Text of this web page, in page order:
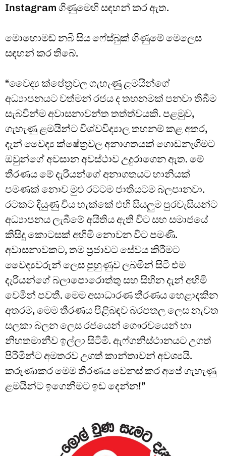
Instagram ගිණුමෙහි සඳහන් කර ඇත.
මොහොමඩ් නබි සිය ෆේස්බුක් ගිණුමේ මෙලෙස
සඳහන් කර තිබේ.
“වෛද්‍ය ක්ෂේත්‍රවල ගැහැණු ළමයින්ගේ
අධ්‍යාපනයට වත්මන් රජය ද තහනමක් පනවා තිබීම
සැබවින්ම අවාසනාවන්ත තත්ත්වයකි. පළමුව,
ගැහැණු ළමයින්ට විශ්වවිද්‍යාල තහනම් කළ අතර,
දැන් වෛද්‍ය ක්ෂේත්‍රවල අනාගතයක් ගොඩනැගීමට
ඔවුන්ගේ අවසාන අවස්ථාව උදුරාගෙන ඇත. මේ
තීරණය මේ දැරියන්ගේ අනාගතයට හානියක්
පමණක් නොව මුළු රටටම ජාතියටම බලපානවා.
රටකට දියුණු විය හැක්කේ එහි සියලුම පුරවැසියන්ට
අධ්‍යාපනය ලැබීමේ අයිතිය ඇති විට සහ සමාජයේ
කිසිදු කොටසක් අහිමි නොවන විට පමණි.
අවාසනාවකට, තම ප්‍රජාවට සේවය කිරීමට
වෛද්‍යවරුන් ලෙස පුහුණුව ලබමින් සිටි එම
දැරියන්ගේ බලාපොරොත්තු සහ සිහින දැන් අහිමි
වෙමින් පවතී. මෙම අසාධාරණ තීරණය හෙළාදකින
අතරම, මෙම තීරණය පිළිබඳව බරපතල ලෙස නැවත
සලකා බලන ලෙස රජයෙන් ගෞරවයෙන් හා
නිහතමානීව ඉල්ලා සිටිමි. ඇෆ්ගනිස්ථානයට උගත්
පිරිමින්ට අමතරව උගත් කාන්තාවන් අවශ්‍යයි.
කරුණාකර මෙම තීරණය වෙනස් කර අපේ ගැහැණු
ළමයින්ට ඉගෙනීමට ඉඩ දෙන්න!”